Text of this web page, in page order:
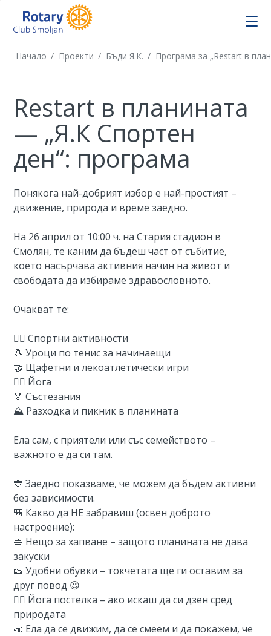
Начало / Проекти / Бъди Я.К. / Програма за „Restart в
Restart в планината
— „Я.К Спортен
ден“: програма
Понякога най-добрият избор е най-простият –
движение, природа и време заедно.
На 26 април от 10:00 ч. на Стария стадион в
Смолян, те каним да бъдеш част от събитие,
което насърчава активния начин на живот и
свободата да избираме здравословното.
Очакват те:
🏃‍♂️ Спортни активности
🎾 Уроци по тенис за начинаещи
🤝 Щафетни и лекоатлетически игри
🧘‍♀️ Йога
🏅 Състезания
⛰️ Разходка и пикник в планината
Ела сам, с приятели или със семейството –
важното е да си там.
💙 Заедно показваме, че можем да бъдем активни
без зависимости.
🎒 Какво да НЕ забравиш (освен доброто
настроение):
🥪 Нещо за хапване – защото планината не дава
закуски
👟 Удобни обувки – токчетата ще ги оставим за
друг повод 😉
🧘‍♀️ Йога постелка – ако искаш да си дзен сред
природата
📣 Ела да се движим, да се смеем и да покажем, че